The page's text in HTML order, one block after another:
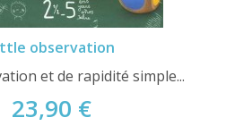
observation
et de rapidité simple...
23,90 €